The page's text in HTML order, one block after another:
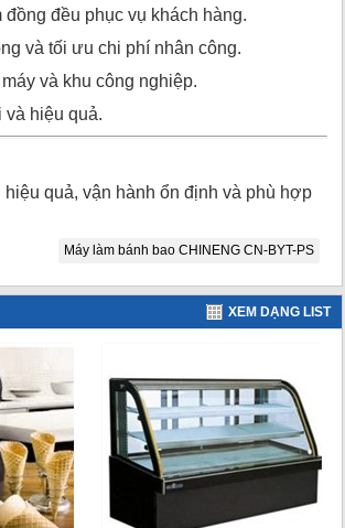
đều phục vụ khách hàng.
và tối ưu chi phí nhân công.
và khu công nghiệp.
hiệu quả.
quả, vận hành ổn định và phù hợp
Máy làm bánh bao CHINENG CN-BYT-PS
XEM DẠNG LIST